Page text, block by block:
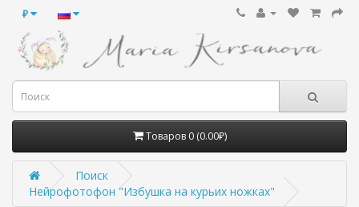
₽
Товаров 0 (0.00₽)
Поиск
Нейрофотофон "Избушка на курьих ножках"